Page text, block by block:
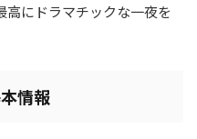
にドラマチックな一夜を
情報